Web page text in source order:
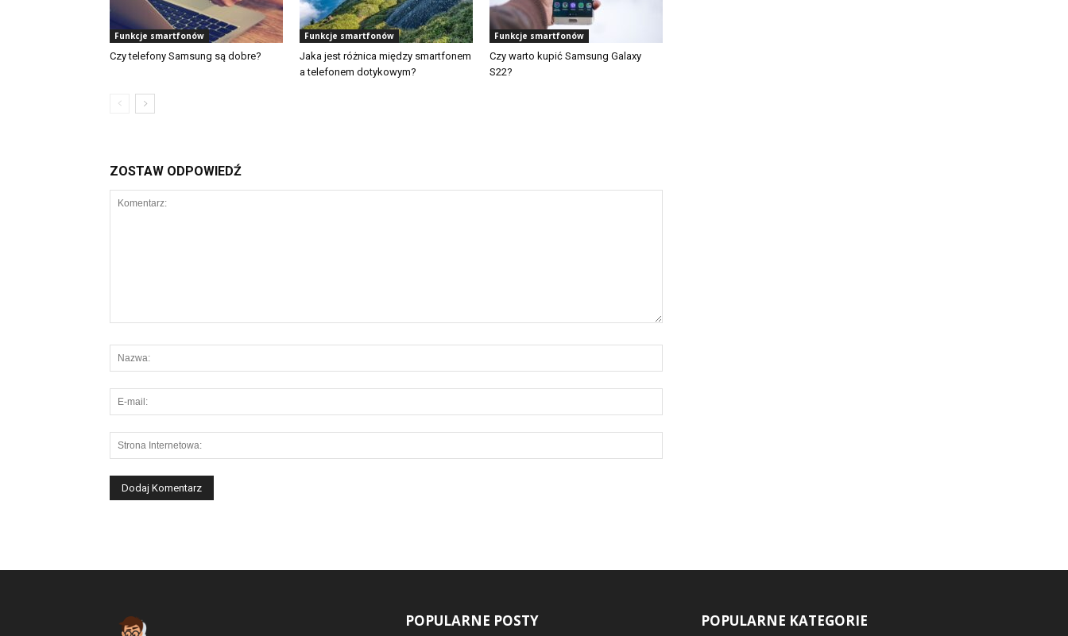
Funkcje smartfonów
Czy telefony Samsung są dobre?
Funkcje smartfonów
Jaka jest różnica między smartfonem
a telefonem dotykowym?
Funkcje smartfonów
Czy warto kupić Samsung Galaxy
S22?
ZOSTAW ODPOWIEDŹ
POPULARNE POSTY POPULARNE KATEGORIE